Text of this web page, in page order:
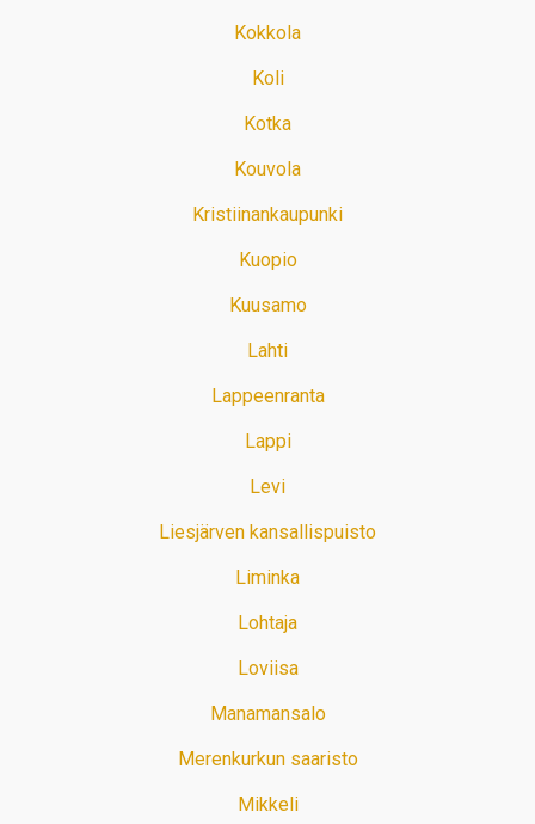
Kokkola
Koli
Kotka
Kouvola
Kristiinankaupunki
Kuopio
Kuusamo
Lahti
Lappeenranta
Lappi
Levi
Liesjärven kansallispuisto
Liminka
Lohtaja
Loviisa
Manamansalo
Merenkurkun saaristo
Mikkeli